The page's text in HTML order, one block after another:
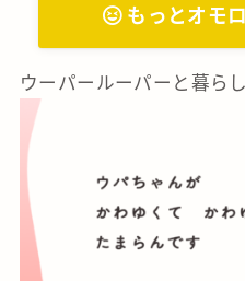
もっとオモ
ウーパールーパーと暮らし